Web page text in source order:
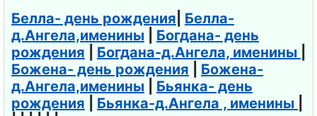
а
День
рождения
Рунета
Белла- день рождения Белла-
д.Ангела,именины
Богдана- день
рождения
Богдана-д.Ангела, именины
Божена- день рождения
Божена-
д.Ангела,именины
Бьянка- день
рождения
Бьянка-д.Ангела , именины